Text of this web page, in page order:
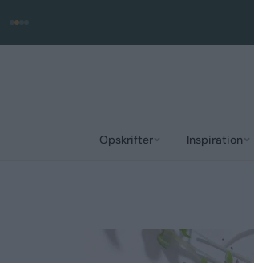
Opskrifter Inspiration